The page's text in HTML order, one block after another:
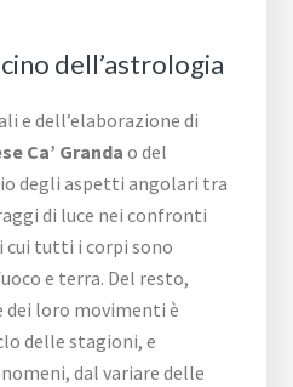
dell’astrologia
e dell’elaborazione di
Ca’ Granda o del
degli aspetti angolari tra
di luce nei confronti
cui tutti i corpi sono
e terra. Del resto,
dei loro movimenti è
delle stagioni, e
dal variare delle